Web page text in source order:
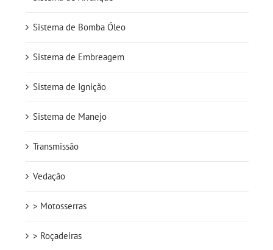
Sistema de Bomba Óleo
Sistema de Embreagem
Sistema de Ignição
Sistema de Manejo
Transmissão
Vedação
> Motosserras
> Roçadeiras